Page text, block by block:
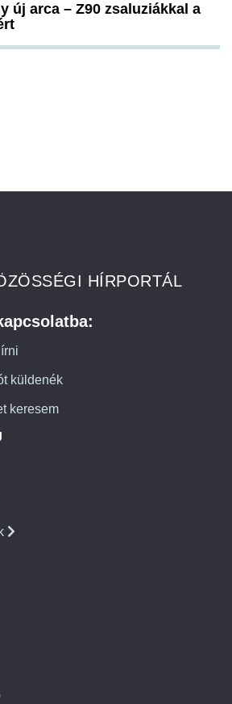
új arca – Z90 zsaluziákkal a
HÍRPORTÁL
küldenék
keresem